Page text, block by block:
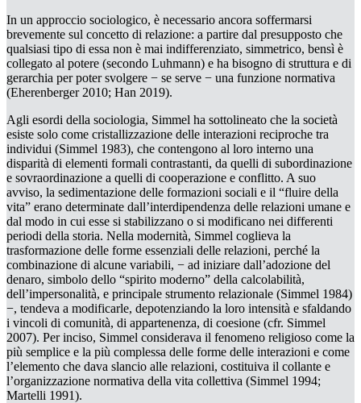
In un approccio sociologico, è necessario ancora soffermarsi
brevemente sul concetto di relazione: a partire dal presupposto che
qualsiasi tipo di essa non è mai indifferenziato, simmetrico, bensì è
collegato al potere (secondo Luhmann) e ha bisogno di struttura e di
gerarchia per poter svolgere − se serve − una funzione normativa
(Eherenberger 2010; Han 2019).
Agli esordi della sociologia, Simmel ha sottolineato che la società
esiste solo come cristallizzazione delle interazioni reciproche tra
individui (Simmel 1983), che contengono al loro interno una
disparità di elementi formali contrastanti, da quelli di subordinazione
e sovraordinazione a quelli di cooperazione e conflitto. A suo
avviso, la sedimentazione delle formazioni sociali e il “fluire della
vita” erano determinate dall’interdipendenza delle relazioni umane e
dal modo in cui esse si stabilizzano o si modificano nei differenti
periodi della storia. Nella modernità, Simmel coglieva la
trasformazione delle forme essenziali delle relazioni, perché la
combinazione di alcune variabili, − ad iniziare dall’adozione del
denaro, simbolo dello “spirito moderno” della calcolabilità,
dell’impersonalità, e principale strumento relazionale (Simmel 1984)
−, tendeva a modificarle, depotenziando la loro intensità e sfaldando
i vincoli di comunità, di appartenenza, di coesione (cfr. Simmel
2007). Per inciso, Simmel considerava il fenomeno religioso come la
più semplice e la più complessa delle forme delle interazioni e come
l’elemento che dava slancio alle relazioni, costituiva il collante e
l’organizzazione normativa della vita collettiva (Simmel 1994;
Martelli 1991).